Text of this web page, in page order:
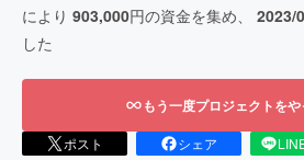
により 903,000円の資金を集め、 2023/
した
もう一度プロジェクトを
ポスト シェア